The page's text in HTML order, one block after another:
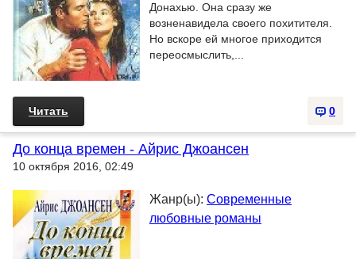
Донахью. Она сразу же
возненавидела своего похитителя.
Но вскоре ей многое приходится
переосмыслить,...
0
Читать
До конца времен - Айрис Джоансен
10 октября 2016, 02:49
Жанр(ы): Современные
любовные романы